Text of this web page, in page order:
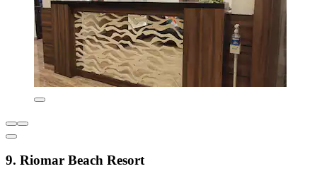
9. Riomar Beach Resort